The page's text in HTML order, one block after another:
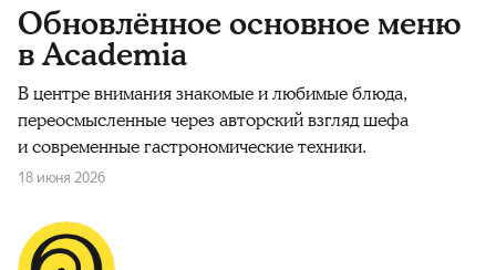
Обновлённое основное меню
в Academia
В центре внимания знакомые и любимые блюда,
переосмысленные через авторский взгляд шефа
и современные гастрономические техники.
18 июня 2026